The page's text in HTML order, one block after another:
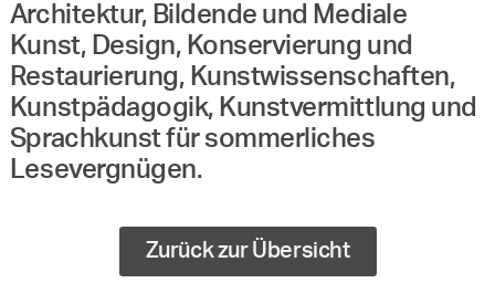
Architektur, Bildende und Mediale
Kunst, Design, Konservierung und
Restaurierung, Kunstwissenschaften,
Kunstpädagogik, Kunstvermittlung und
Sprachkunst für sommerliches
Lesevergnügen.
Zurück zur Übersicht